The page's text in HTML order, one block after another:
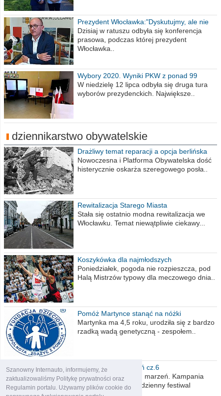
Szanowny Internauto, informujemy, że
zaktualizowaliśmy Politykę prywatności oraz
Regulamin portalu. Używamy plików cookie do
Prezydent Włocławka:"Dyskutujmy, ale nie
obrażajmy się”
Dzisiaj w ratuszu odbyła się konferencja
prasowa, podczas której prezydent
Włocławka..
Wybory 2020. Wyniki PKW z ponad 99
procent obwodów
W niedzielę 12 lipca odbyła się druga tura
wyborów prezydenckich. Największe..
dziennikarstwo obywatelskie
Drażliwy temat reparacji a opcja berlińska
Nowoczesna i Platforma Obywatelska dość
histerycznie oskarża szeregowego posła..
Rewitalizacja Starego Miasta
Stała się ostatnio modna rewitalizacja we
Włocławku. Temat niewątpliwie ciekawy...
Koszykówka dla najmłodszych
Poniedziałek, pogoda nie rozpieszcza, pod
Halą Mistrzów typowy dla meczowego dnia..
Pomóż Martynce stanąć na nóżki
Martynka ma 4,5 roku, urodziła się z bardzo
rzadką wadą genetyczną - zespołem..
Polska moich marzeń cz.6
Nadszedł kres moich marzeń. Kampania
wyborcza czyli niecodzienny festiwal
obietnic,..